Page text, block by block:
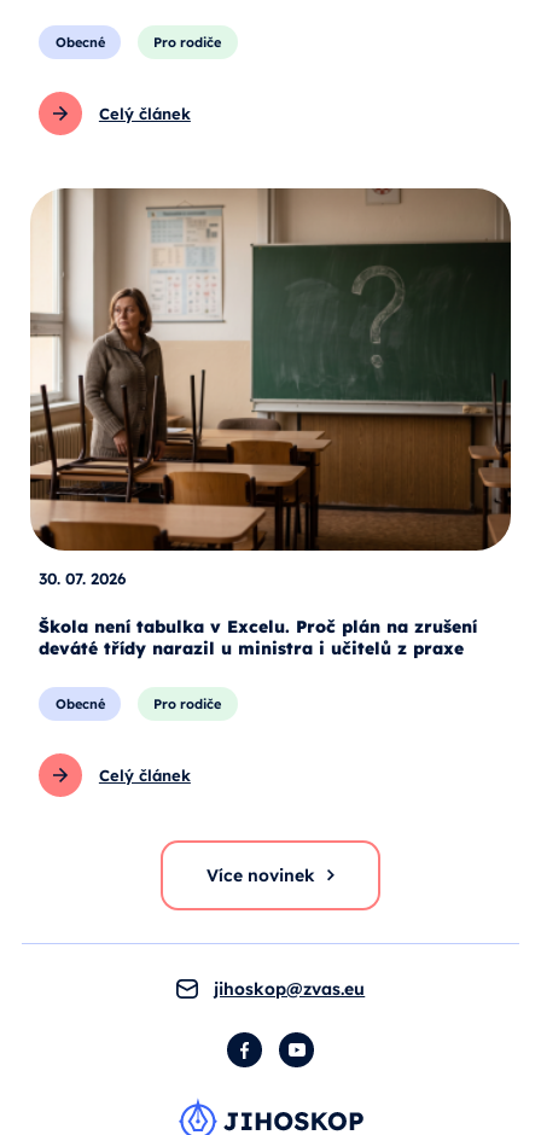
Obecné Pro rodiče
Celý článek
30. 07. 2026
Škola není tabulka v Excelu. Proč plán na zrušení
deváté třídy narazil u ministra i učitelů z praxe
Obecné Pro rodiče
Celý článek
Více novinek
jihoskop@zvas.eu
FacebookYouTube